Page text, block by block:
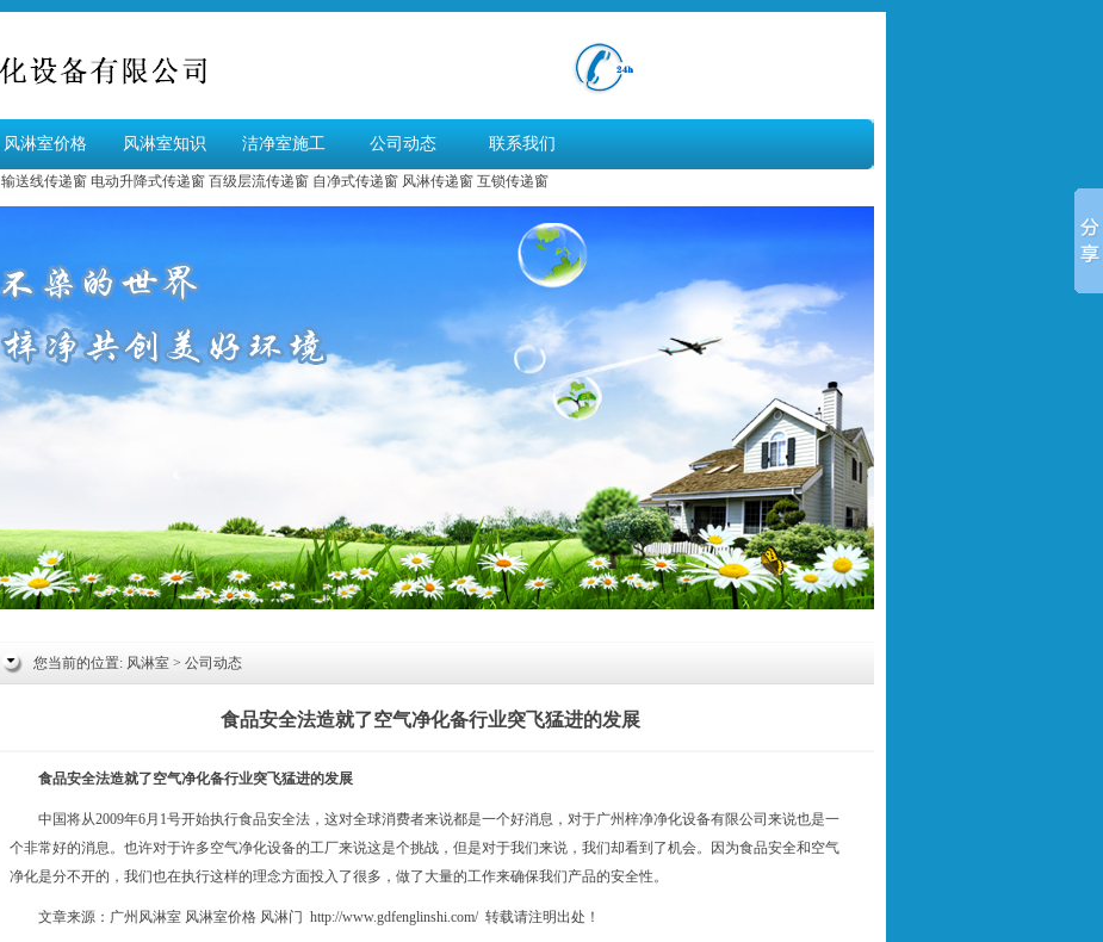
风淋室价格 风淋室知识 洁净室施工 公司动态 联系我们
输送线传递窗 电动升降式传递窗 百级层流传递窗 自净式传递窗 风淋传递窗 互锁传递窗
您当前的位置: 风淋室 > 公司动态
食品安全法造就了空气净化备行业突飞猛进的发展
食品安全法造就了空气净化备行业突飞猛进的发展
中国将从2009年6月1号开始执行食品安全法，这对全球消费者来说都是一个好消息，对于广州梓净净化设备有限公司来说也是一
个非常好的消息。也许对于许多空气净化设备的工厂来说这是个挑战，但是对于我们来说，我们却看到了机会。因为食品安全和空气
净化是分不开的，我们也在执行这样的理念方面投入了很多，做了大量的工作来确保我们产品的安全性。
文章来源：广州 风淋室 风淋室价格 风淋门 http://www.gdfenglinshi.com/转载请注明出处！